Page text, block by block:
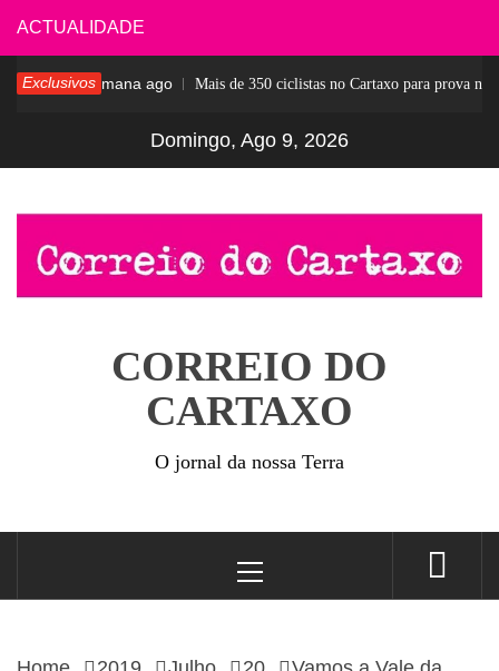
Skip
to
content
ACTUALIDADE
Exclusivos1 semana ago Mais de 350 ciclistas no Cartaxo para prova
Domingo, Ago 9, 2026
CORREIO DO
CARTAXO
O jornal da nossa Terra
Menu